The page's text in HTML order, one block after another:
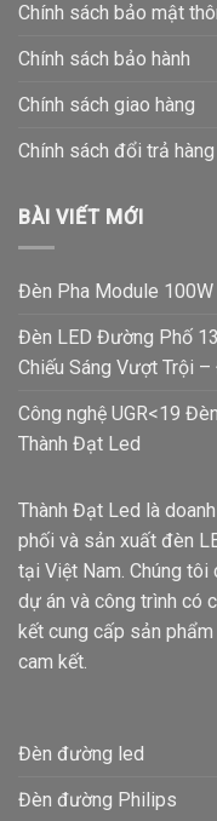
Chính sách bảo mật
Chính sách bảo hành
Chính sách giao hàng
Chính sách đổi trả hàng
BÀI VIẾT MỚI
Đèn Pha Module 100W
Đèn LED Đường Phố
Chiếu Sáng Vượt Trội
Công nghệ UGR<19
Thành Đạt Led
Thành Đạt Led là
phối và sản xuất đèn
tại Việt Nam. Chúng tôi
dự án và công trình có
kết cung cấp sản
cam kết.
Đèn đường led
Đèn đường Philips